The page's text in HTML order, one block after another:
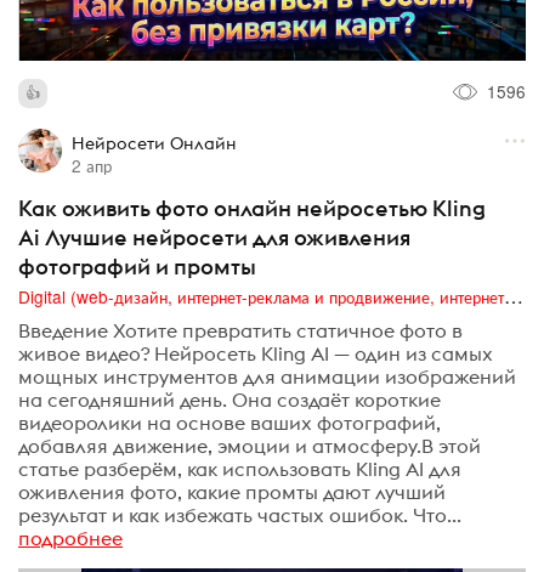
1596
Нейросети Онлайн
2 апр
Как оживить фото онлайн нейросетью Kling
Ai Лучшие нейросети для оживления
фотографий и промты
Digital (web-дизайн, интернет-реклама и продвижение, интернет-сообщества и блоги, интернет-коммуникации, мобильный маркетинг, реклама на цифровых экранах)
Введение Хотите превратить статичное фото в
живое видео? Нейросеть Kling AI — один из самых
мощных инструментов для анимации изображений
на сегодняшний день. Она создаёт короткие
видеоролики на основе ваших фотографий,
добавляя движение, эмоции и атмосферу.В этой
статье разберём, как использовать Kling AI для
оживления фото, какие промты дают лучший
результат и как избежать частых ошибок. Что...
подробнее